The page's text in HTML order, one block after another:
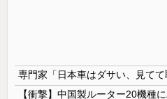
専門家「日本車はダサい、見てて